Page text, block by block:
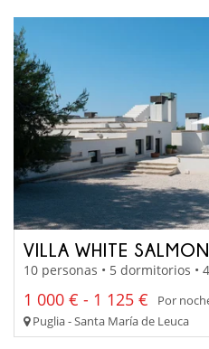
VILLA WHITE SALMON
10 personas • 5 dormitorios •
1 000 € - 1 125 €
Por
Puglia - Santa María de Leuca